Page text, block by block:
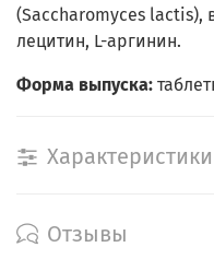
(Saccharomyces lactis),
лецитин, L-аргинин.
Форма выпуска:
Характеристики
Отзывы